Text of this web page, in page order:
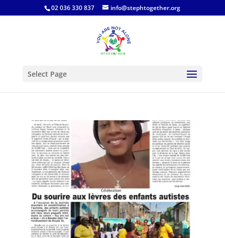
02 036 330 837 info@stephtogether.org
Select Page